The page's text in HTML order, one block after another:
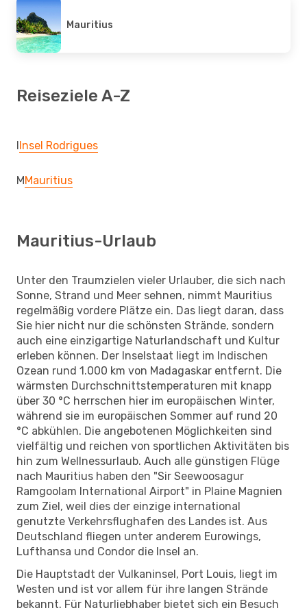
Mauritius
Reiseziele A-Z
IInsel Rodrigues
MMauritius
Mauritius-Urlaub
Unter den Traumzielen vieler Urlauber, die sich nach
Sonne, Strand und Meer sehnen, nimmt Mauritius
regelmäßig vordere Plätze ein. Das liegt daran, dass
Sie hier nicht nur die schönsten Strände, sondern
auch eine einzigartige Naturlandschaft und Kultur
erleben können. Der Inselstaat liegt im Indischen
Ozean rund 1.000 km von Madagaskar entfernt. Die
wärmsten Durchschnittstemperaturen mit knapp
über 30 °C herrschen hier im europäischen Winter,
während sie im europäischen Sommer auf rund 20
°C abkühlen. Die angebotenen Möglichkeiten sind
vielfältig und reichen von sportlichen Aktivitäten bis
hin zum Wellnessurlaub. Auch alle günstigen Flüge
nach Mauritius haben den "Sir Seewoosagur
Ramgoolam International Airport" in Plaine Magnien
zum Ziel, weil dies der einzige international
genutzte Verkehrsflughafen des Landes ist. Aus
Deutschland fliegen unter anderem Eurowings,
Lufthansa und Condor die Insel an.
Die Hauptstadt der Vulkaninsel, Port Louis, liegt im
Westen und ist vor allem für ihre langen Strände
bekannt. Für Naturliebhaber bietet sich ein Besuch